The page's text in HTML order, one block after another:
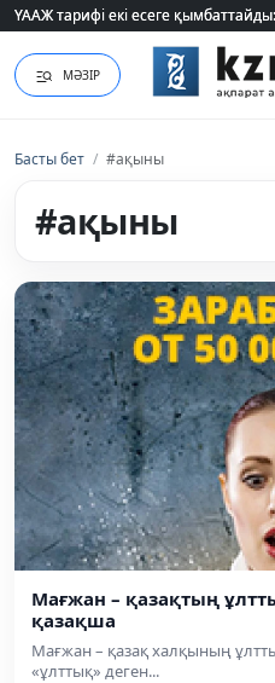
ҮААЖ тарифі екі есеге
ҮААЖ тарифі екі есеге
МӘЗІР
Басты бет / #ақыны
#ақыны
Мағжан – қазақтың
қазақша
Мағжан – қазақ халқының
«ұлттық» деген...